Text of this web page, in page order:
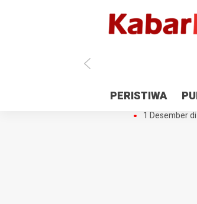
PERISTIWA
Antisipasi 1
Gedung
1 Desember